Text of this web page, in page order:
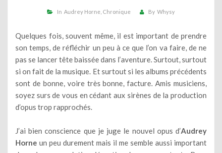
In Audrey Horne Chronique By Whysy
Quelques fois, souvent même, il est important de prendre
son temps, de réfléchir un peu à ce que l’on va faire, de ne
pas se lancer tête baissée dans l’aventure. Surtout, surtout
si on fait de la musique. Et surtout si les albums précédents
sont de bonne, voire très bonne, facture. Amis musiciens,
soyez surs de vous en cédant aux sirènes de la production
d’opus trop rapprochés.
J’ai bien conscience que je juge le nouvel opus d’Audrey
Horne un peu durement mais il me semble aussi important